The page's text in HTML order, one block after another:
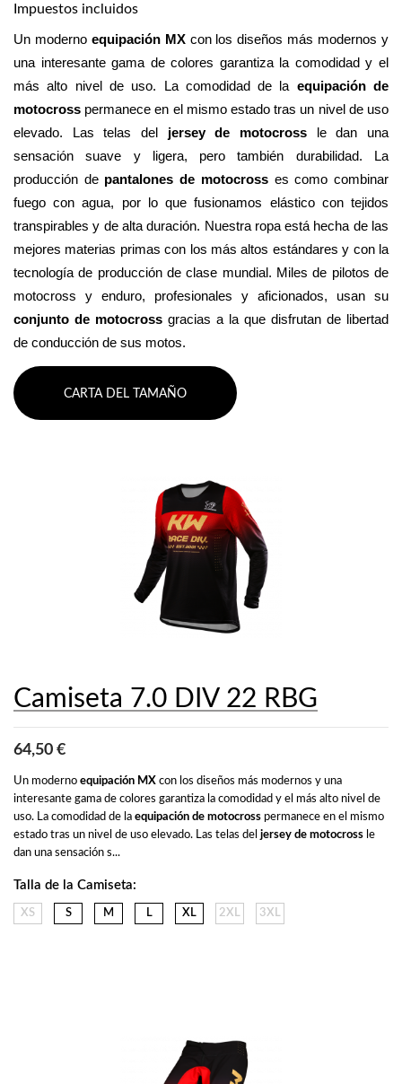
Impuestos incluidos
Un moderno equipación MX con los diseños más modernos y
una interesante gama de colores garantiza la comodidad y el
más alto nivel de uso. La comodidad de la equipación de
motocross permanece en el mismo estado tras un nivel de uso
elevado. Las telas del jersey de motocross le dan una
sensación suave y ligera, pero también durabilidad. La
producción de pantalones de motocross es como combinar
fuego con agua, por lo que fusionamos elástico con tejidos
transpirables y de alta duración. Nuestra ropa está hecha de las
mejores materias primas con los más altos estándares y con la
tecnología de producción de clase mundial. Miles de pilotos de
conjunto de motocross gracias a la que disfrutan de libertad
de conducción de sus motos.
CARTA DEL TAMAÑO
Camiseta 7.0 DIV 22 RBG
64,50 €
Un moderno equipación MX con los diseños más modernos y una
interesante gama de colores garantiza la comodidad y el más alto nivel de
uso. La comodidad de la equipación de motocross permanece en el mismo
estado tras un nivel de uso elevado. Las telas del jersey de motocross le
dan una sensación s...
Talla de la Camiseta:
XS S M L XL 2XL 3XL